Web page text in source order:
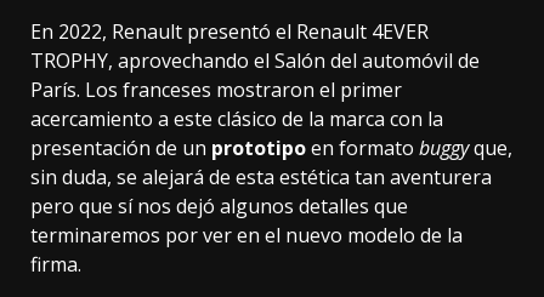
En 2022, Renault presentó el Renault 4EVER
TROPHY, aprovechando el Salón del automóvil de
París. Los franceses mostraron el primer
acercamiento a este clásico de la marca con la
presentación de un prototipoen formato buggyque,
sin duda, se alejará de esta estética tan aventurera
pero que sí nos dejó algunos detalles que
terminaremos por ver en el nuevo modelo de la
firma.